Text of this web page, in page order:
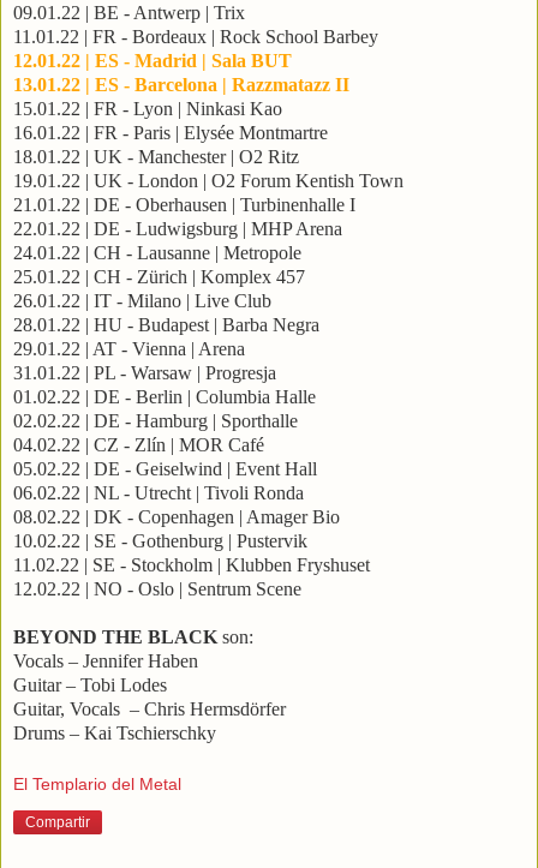
09.01.22 | BE - Antwerp | Trix
11.01.22 | FR - Bordeaux | Rock School Barbey
12.01.22 | ES - Madrid | Sala BUT
13.01.22 | ES - Barcelona | Razzmatazz II
15.01.22 | FR - Lyon | Ninkasi Kao
16.01.22 | FR - Paris | Elysée Montmartre
18.01.22 | UK - Manchester | O2 Ritz
19.01.22 | UK - London | O2 Forum Kentish Town
21.01.22 | DE - Oberhausen | Turbinenhalle I
22.01.22 | DE - Ludwigsburg | MHP Arena
24.01.22 | CH - Lausanne | Metropole
25.01.22 | CH - Zürich | Komplex 457
26.01.22 | IT - Milano | Live Club
28.01.22 | HU - Budapest | Barba Negra
29.01.22 | AT - Vienna | Arena
31.01.22 | PL - Warsaw | Progresja
01.02.22 | DE - Berlin | Columbia Halle
02.02.22 | DE - Hamburg | Sporthalle
04.02.22 | CZ - Zlín | MOR Café
05.02.22 | DE - Geiselwind | Event Hall
06.02.22 | NL - Utrecht | Tivoli Ronda
08.02.22 | DK - Copenhagen | Amager Bio
10.02.22 | SE - Gothenburg | Pustervik
11.02.22 | SE - Stockholm | Klubben Fryshuset
12.02.22 | NO - Oslo | Sentrum Scene
BEYOND THE BLACK son:
Vocals – Jennifer Haben
Guitar – Tobi Lodes
Guitar, Vocals – Chris Hermsdörfer
Drums – Kai Tschierschky
El Templario del Metal
Compartir